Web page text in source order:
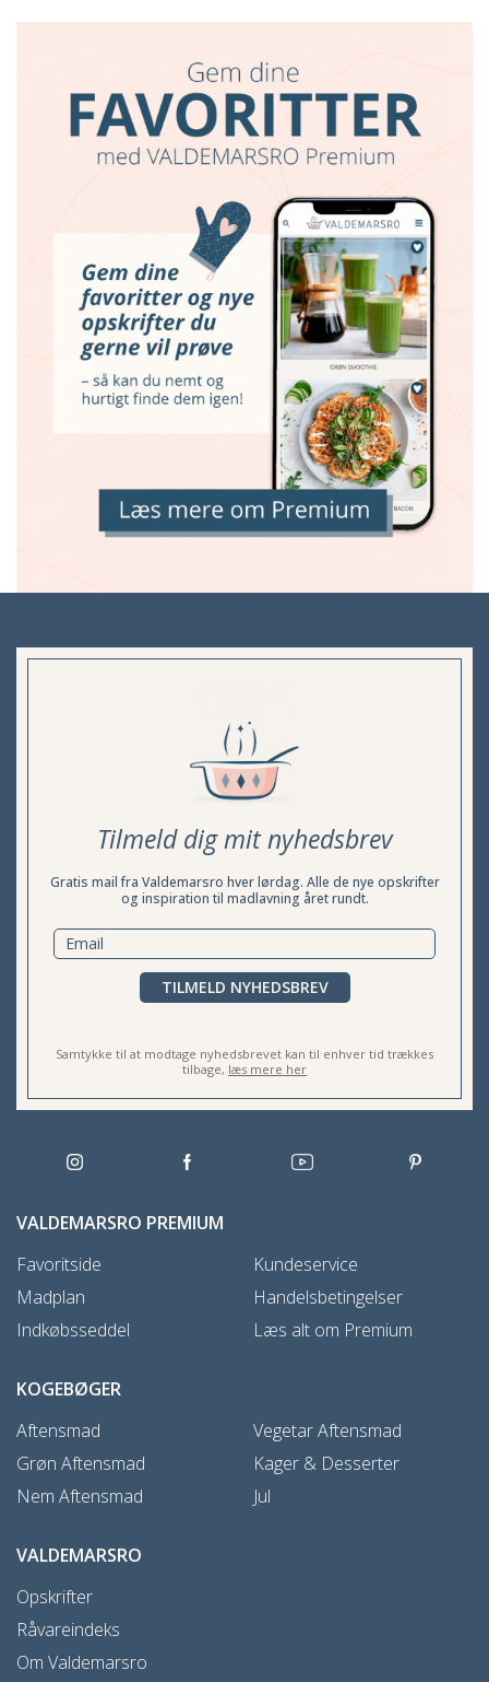
Tilmeld dig mit nyhedsbrev
Gratis mail fra Valdemarsro hver lørdag. Alle de nye opskrifter
og inspiration til madlavning året rundt.
TILMELD NYHEDSBREV
Samtykke til at modtage nyhedsbrevet kan til enhver tid trækkes
tilbage, læs mere her
VALDEMARSRO PREMIUM
Favoritside
Madplan
Indkøbsseddel
Kundeservice
Handelsbetingelser
Læs alt om Premium
KOGEBØGER
Aftensmad
Grøn Aftensmad
Nem Aftensmad
Vegetar Aftensmad
Kager & Desserter
Jul
VALDEMARSRO
Opskrifter
Råvareindeks
Om Valdemarsro